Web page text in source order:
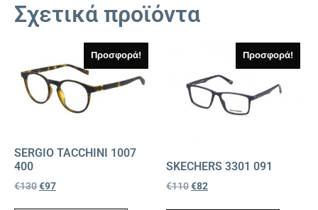
Σχετικά προϊόντα
Προσφορά!
SERGIO TACCHINI 1007
400
€130€97
Προσφορά!
SKECHERS 3301 091
€110€82